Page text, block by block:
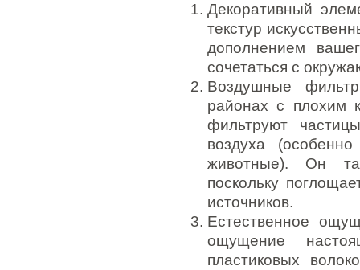
Декоративный
текстур
дополнением
сочетаться с
Воздушные
районах с плохим
фильтруют
воздуха
животные). Он
поскольку
источников.
Естественное
ощущение
пластиковых